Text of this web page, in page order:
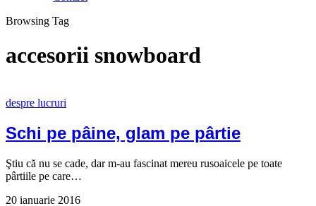
Browsing Tag
accesorii snowboard
despre lucruri
Schi pe pâine, glam pe pârtie
Ştiu că nu se cade, dar m-au fascinat mereu rusoaicele pe toate
pârtiile pe care…
20 ianuarie 2016